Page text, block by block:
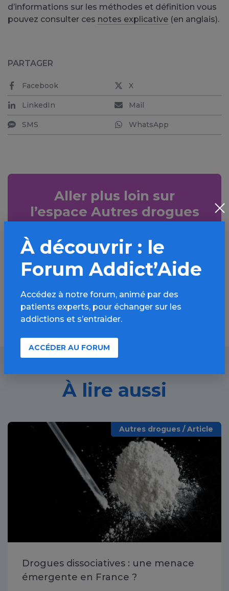
d’informations sur les méthodes et définition vous
pouvez consulter ces notes explicative (en anglais).
PARTAGER
Facebook X
LinkedIn Mail
SMS WhatsApp
Aller plus loin sur
l’espace Autres drogues
bonnes pratiques, FAQ, annuaires,
À lire aussi
Autres drogues / Article
Drogues dissociatives : une menace
émergente en France ?
À découvrir : le
Forum Addict’Aide
Accédez à notre forum, animé par des
patients experts, pour échanger sur les
addictions et s’entraider.
ACCÉDER AU FORUM